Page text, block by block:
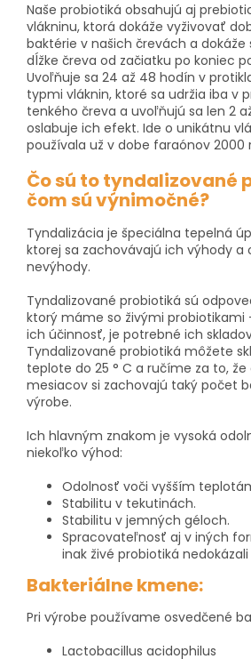
Naše probiotiká obsahujú aj
vlákninu, ktorá dokáže vyživovať
baktérie v našich črevách a dokáže
dĺžke čreva od začiatku po koniec
Uvoľňuje sa 24 až 48 hodín v
typmi vláknin, ktoré sa udržia iba v
tenkého čreva a uvoľňujú sa len 2
oslabuje ich efekt. Ide o unikátnu
používala už v dobe faraónov 2000
Čo sú to tyndalizované
čom sú výnimočné?
Tyndalizácia je špeciálna tepelná
ktorej sa zachovávajú ich výhody a
nevýhody.
Tyndalizované probiotiká sú
ktorý máme so živými
ich účinnosť, je potrebné ich
Tyndalizované probiotiká môžete
teplote do 25 ° C a ručíme za to,
mesiacov si zachovajú taký počet
výrobe.
Ich hlavným znakom je vysoká
niekoľko výhod:
Odolnosť voči vyšším
Stabilitu v tekutinách.
Stabilitu v jemných géloch.
Spracovateľnosť aj v iných
inak živé probiotiká
Bakteriálne kmene:
Pri výrobe používame osvedčené
Lactobacillus acidophilus